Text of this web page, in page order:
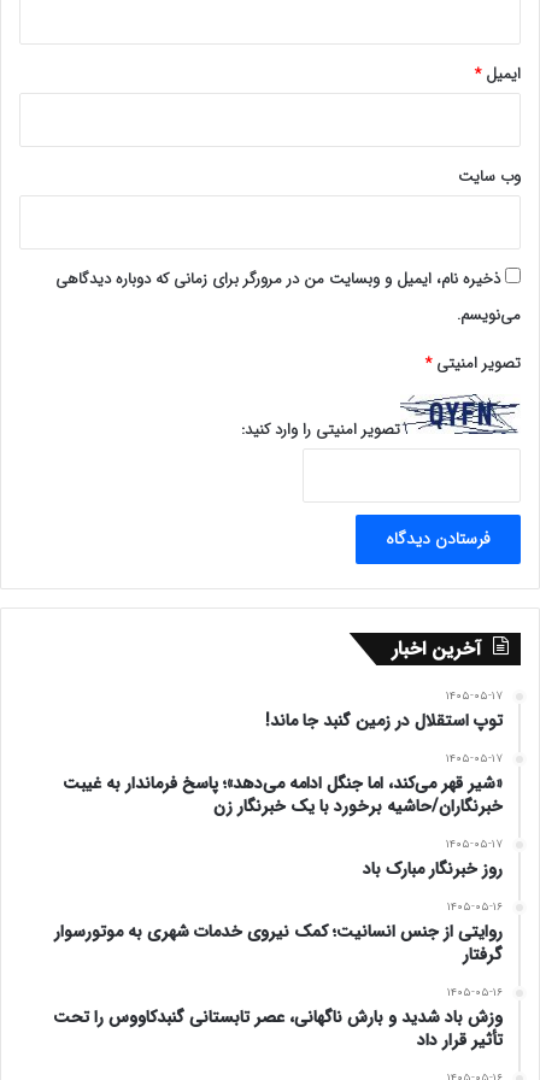
ایمیل*
وب‌ سایت
ذخیره نام، ایمیل و وبسایت من در مرورگر برای زمانی که دوباره دیدگاهی
می‌نویسم.
تصویر امنیتی*
تصویر امنیتی را وارد کنید:
آخرین اخبار
۱۴۰۵-۰۵-۱۷
توپ استقلال در زمین گنبد جا ماند!
۱۴۰۵-۰۵-۱۷
«شیر قهر می‌کند، اما جنگل ادامه می‌دهد»؛ پاسخ فرماندار به غیبت
خبرنگاران/حاشیه برخورد با یک خبرنگار زن
۱۴۰۵-۰۵-۱۷
روز خبرنگار مبارک باد
۱۴۰۵-۰۵-۱۶
روایتی از جنس انسانیت؛ کمک نیروی خدمات شهری به موتورسوار
گرفتار
۱۴۰۵-۰۵-۱۶
وزش باد شدید و بارش ناگهانی، عصر تابستانی گنبدکاووس را تحت
تأثیر قرار داد